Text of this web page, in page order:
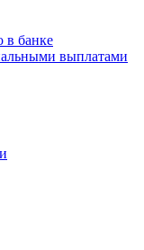
в банке
выплатами